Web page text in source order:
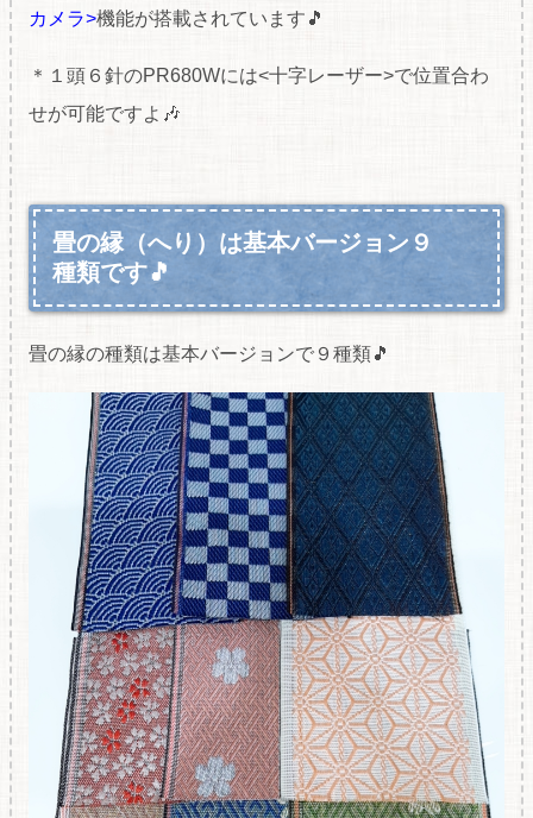
カメラ>機能が搭載されています🎵
＊１頭６針のPR680Wには<十字レーザー>で位置合わ
せが可能ですよ🎶
畳の縁（へり）は基本バージョン９
種類です🎵
畳の縁の種類は基本バージョンで９種類🎵